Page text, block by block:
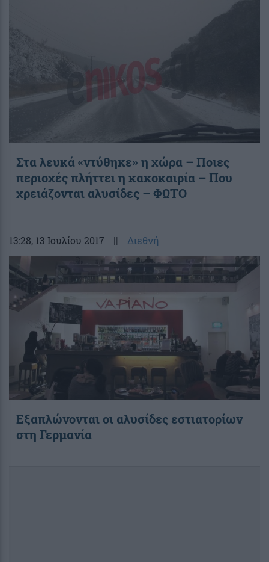
Στα λευκά «ντύθηκε» η χώρα – Ποιες
περιοχές πλήττει η κακοκαιρία – Που
χρειάζονται αλυσίδες – ΦΩΤΟ
13:28, 13 Ιουλίου 2017 || Διεθνή
Εξαπλώνονται οι αλυσίδες εστιατορίων
στη Γερμανία